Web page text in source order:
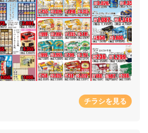
チラシを見る